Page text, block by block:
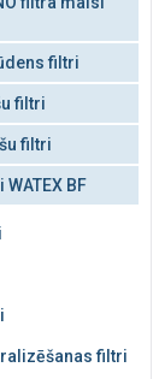
filtri
filtri
filtri
BF
filtri